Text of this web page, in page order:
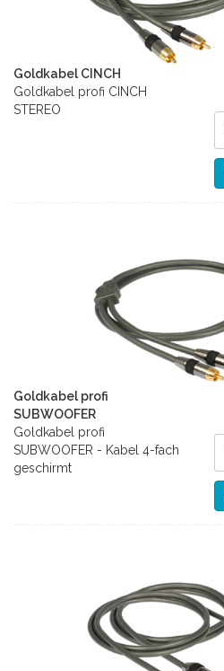
Goldkabel CINCH
Goldkabel profi CINCH
STEREO
Goldkabel profi
SUBWOOFER
Goldkabel profi
SUBWOOFER - Kabel 4-fach
geschirmt